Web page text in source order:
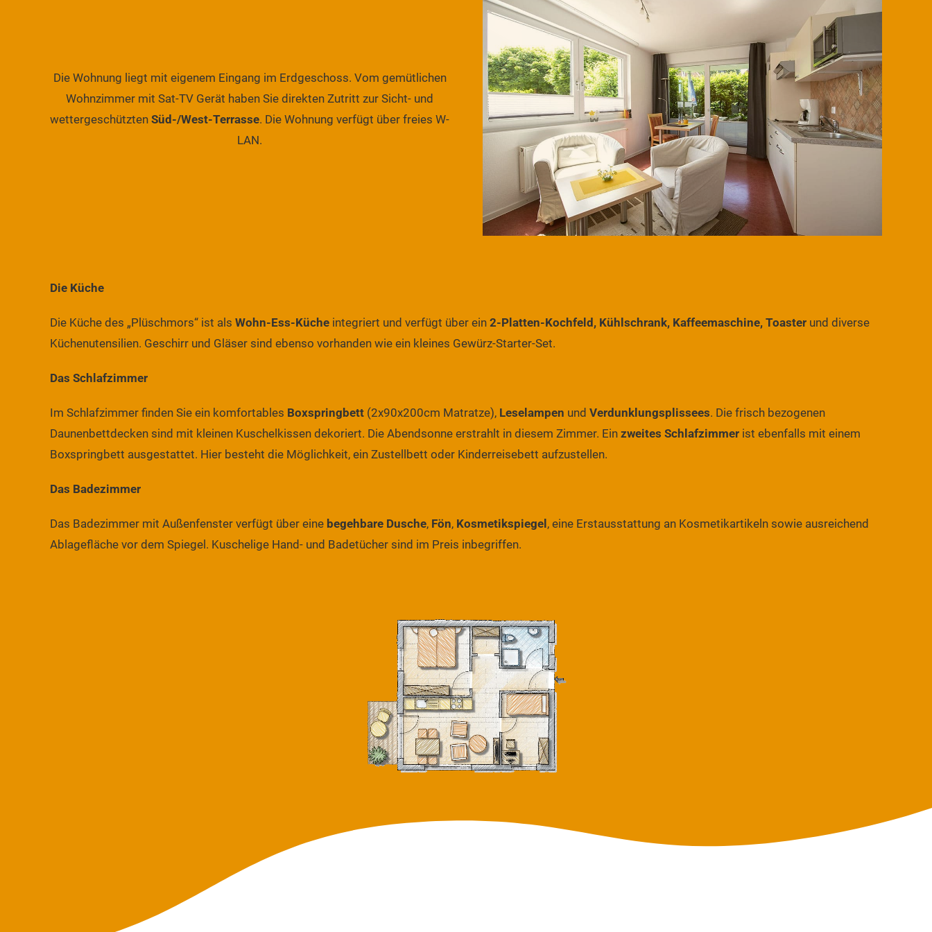
Die Wohnung liegt mit eigenem Eingang im Erdgeschoss. Vom gemütlichen
Wohnzimmer mit Sat-TV Gerät haben Sie direkten Zutritt zur Sicht- und
wettergeschützten Süd-/West-Terrasse. Die Wohnung verfügt über freies W-
LAN.
Die Küche
Die Küche des „Plüschmors“ ist als Wohn-Ess-Küche integriert und verfügt über ein 2-Platten-Kochfeld, Kühlschrank, Kaffeemaschine, Toaster und diverse
Küchenutensilien. Geschirr und Gläser sind ebenso vorhanden wie ein kleines Gewürz-Starter-Set.
Das Schlafzimmer
Im Schlafzimmer finden Sie ein komfortables Boxspringbett (2x90x200cm Matratze), Leselampen und Verdunklungsplissees. Die frisch bezogenen
Daunenbettdecken sind mit kleinen Kuschelkissen dekoriert. Die Abendsonne erstrahlt in diesem Zimmer. Ein zweites Schlafzimmer ist ebenfalls mit einem
Boxspringbett ausgestattet. Hier besteht die Möglichkeit, ein Zustellbett oder Kinderreisebett aufzustellen.
Das Badezimmer
Das Badezimmer mit Außenfenster verfügt über eine begehbare Dusche, Fön, Kosmetikspiegel, eine Erstausstattung an Kosmetikartikeln sowie ausreichend
Ablagefläche vor dem Spiegel. Kuschelige Hand- und Badetücher sind im Preis inbegriffen.